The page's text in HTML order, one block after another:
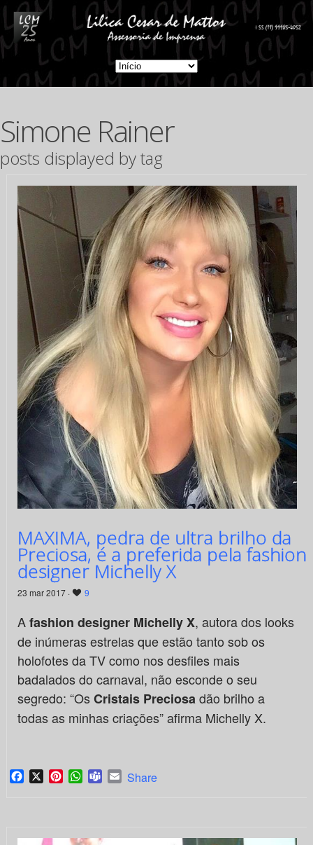
Simone Rainer
posts displayed by tag
MAXIMA, pedra de ultra brilho da
Preciosa, é a preferida pela fashion
designer Michelly X
23 mar 2017 · 9
Afashion designer Michelly X, autora dos looks
de inúmeras estrelas que estão tanto sob os
holofotes da TV como nos desfiles mais
badalados do carnaval, não esconde o seu
segredo: “OsCristais Preciosadão brilho a
todas as minhas criações” afirma Michelly X.
Facebook
X PinterestWhatsApp
TeamsEmail
Share